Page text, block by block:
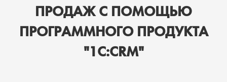
ПРОДАЖ С ПОМОЩЬЮ
ПРОГРАММНОГО ПРОДУКТА
"1С:CRM"